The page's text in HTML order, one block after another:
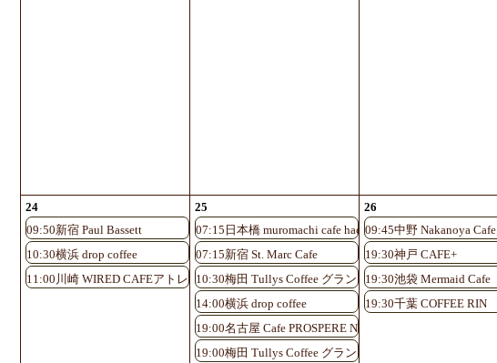
24
09:50新宿 Paul Bassett
10:30横浜 drop coffee
11:00川崎 WIRED CAFEアトレ川崎店
25
07:15日本橋 muromachi cafe hachi
07:15新宿 St. Marc Cafe
10:30梅田 Tullys Coffee グランフロント大阪北館1F店
14:00横浜 drop coffee
19:00名古屋 Cafe PROSPERE Nayabashi
19:00梅田 Tullys Coffee グランフロント大阪北館1F店
26
09:45中野 Nakanoya Cafe
19:30神戸 CAFE+
19:30池袋 Mermaid Cafe
19:30千葉 COFFEE RIN